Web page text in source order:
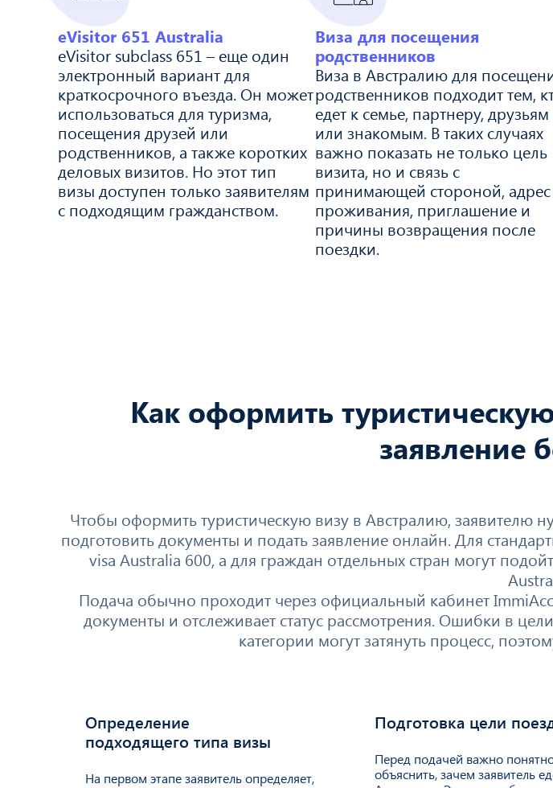
eVisitor 651 Australia
eVisitor subclass 651 – еще один
электронный вариант для
краткосрочного въезда. Он может
использоваться для туризма,
посещения друзей или
родственников, а также коротких
деловых визитов. Но этот тип
визы доступен только заявителям
с подходящим гражданством.
Виза для посещения
родственников
Виза в Австралию для
родственников подходит тем,
едет к семье, партнеру, друзьям
или знакомым. В таких случаях
важно показать не только цель
визита, но и связь с
принимающей стороной, адрес
проживания, приглашение и
причины возвращения после
поездки.
Как оформить
заявление
Чтобы оформить туристическую визу в Австралию, заявителю
подготовить документы и подать заявление онлайн. Для
visa Australia 600, а для граждан отдельных стран могут
Подача обычно проходит через официальный кабинет
документы и отслеживает статус рассмотрения. Ошибки в
категории могут затянуть процесс,
Определение
подходящего типа визы
На первом этапе заявитель определяет,
Подготовка цели
Перед подачей важно
объяснить, зачем заявитель